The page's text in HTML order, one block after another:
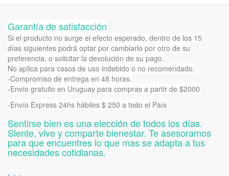
Garantía de satisfacción
Si el producto no surge el efecto esperado, dentro de los 15
días siguientes podrá optar por cambiarlo por otro de su
preferencia, o solicitar la devolución de su pago.
No aplica para casos de uso indebido o no recomendado.
-Compromiso de entrega en 48 horas.
-Envío gratuito en Uruguay para compras a partir de $2000
-Envío Express 24hs hábiles $ 250 a todo el País
Sentirse bien es una elección de todos los días.
Siente, vive y comparte bienestar. Te asesoramos
para que encuentres lo que mas se adapta a tus
necesidades cotidianas.